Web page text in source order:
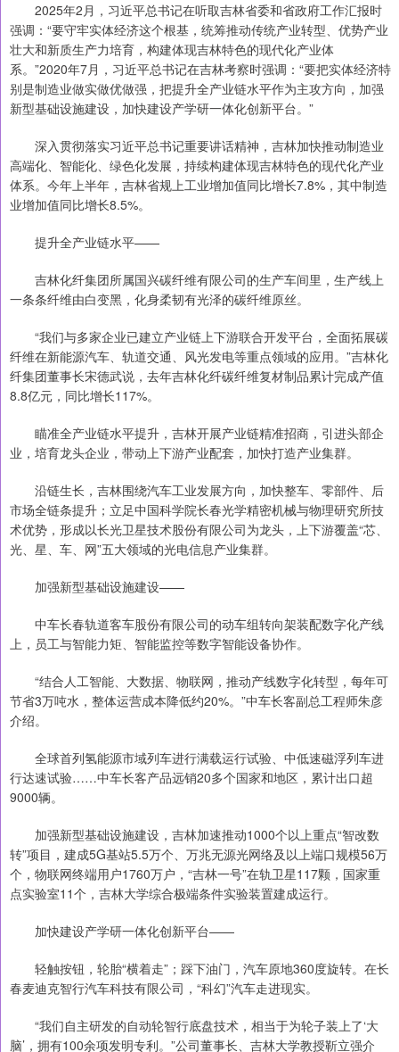
2025年2月，习近平总书记在听取吉林省委和省政府工作汇报时
强调：“要守牢实体经济这个根基，统筹推动传统产业转型、优势产业
壮大和新质生产力培育，构建体现吉林特色的现代化产业体
系。”2020年7月，习近平总书记在吉林考察时强调：“要把实体经济特
别是制造业做实做优做强，把提升全产业链水平作为主攻方向，加强
新型基础设施建设，加快建设产学研一体化创新平台。”
深入贯彻落实习近平总书记重要讲话精神，吉林加快推动制造业
高端化、智能化、绿色化发展，持续构建体现吉林特色的现代化产业
体系。今年上半年，吉林省规上工业增加值同比增长7.8%，其中制造
业增加值同比增长8.5%。
提升全产业链水平——
吉林化纤集团所属国兴碳纤维有限公司的生产车间里，生产线上
一条条纤维由白变黑，化身柔韧有光泽的碳纤维原丝。
“我们与多家企业已建立产业链上下游联合开发平台，全面拓展碳
纤维在新能源汽车、轨道交通、风光发电等重点领域的应用。”吉林化
纤集团董事长宋德武说，去年吉林化纤碳纤维复材制品累计完成产值
8.8亿元，同比增长117%。
瞄准全产业链水平提升，吉林开展产业链精准招商，引进头部企
业，培育龙头企业，带动上下游产业配套，加快打造产业集群。
沿链生长，吉林围绕汽车工业发展方向，加快整车、零部件、后
市场全链条提升；立足中国科学院长春光学精密机械与物理研究所技
术优势，形成以长光卫星技术股份有限公司为龙头，上下游覆盖“芯、
光、星、车、网”五大领域的光电信息产业集群。
加强新型基础设施建设——
中车长春轨道客车股份有限公司的动车组转向架装配数字化产线
上，员工与智能力矩、智能监控等数字智能设备协作。
“结合人工智能、大数据、物联网，推动产线数字化转型，每年可
节省3万吨水，整体运营成本降低约20%。”中车长客副总工程师朱彦
介绍。
全球首列氢能源市域列车进行满载运行试验、中低速磁浮列车进
行达速试验……中车长客产品远销20多个国家和地区，累计出口超
9000辆。
加强新型基础设施建设，吉林加速推动1000个以上重点“智改数
转”项目，建成5G基站5.5万个、万兆无源光网络及以上端口规模56万
个，物联网终端用户1760万户，“吉林一号”在轨卫星117颗，国家重
点实验室11个，吉林大学综合极端条件实验装置建成运行。
加快建设产学研一体化创新平台——
轻触按钮，轮胎“横着走”；踩下油门，汽车原地360度旋转。在长
春麦迪克智行汽车科技有限公司，“科幻”汽车走进现实。
“我们自主研发的自动轮智行底盘技术，相当于为轮子装上了‘大
脑’，拥有100余项发明专利。”公司董事长、吉林大学教授靳立强介